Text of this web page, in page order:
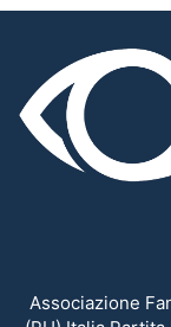
Associazione